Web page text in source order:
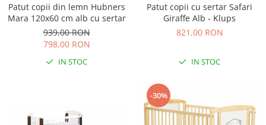
Patut copii din lemn Hubners
Mara 120x60 cm alb cu sertar
939,00 RON
798,00 RON
IN STOC
Patut copii cu sertar Safari
Giraffe Alb - Klups
821,00 RON
IN STOC
-30%